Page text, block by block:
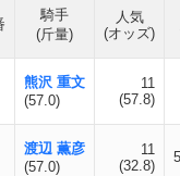
騎手
(斤量)
人気
(オッズ)
熊沢 重文
(57.0)
11
(57.8)
渡辺 薫彦
(57.0)
11
(32.8)